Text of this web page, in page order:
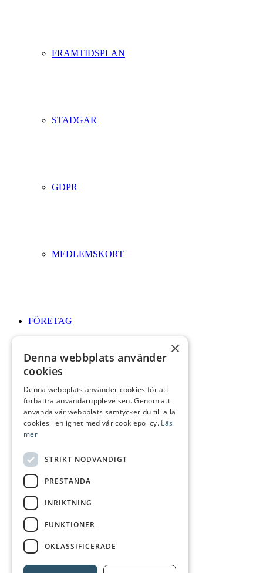
FRAMTIDSPLAN
STADGAR
GDPR
MEDLEMSKORT
FÖRETAG
ÖPPETTIDER
Logga In
Sök
×
Denna webbplats använder
cookies
Denna webbplats använder cookies för att
förbättra användarupplevelsen. Genom att
använda vår webbplats samtycker du till alla
cookies i enlighet med vår cookiepolicy. Läs
mer
STRIKT NÖDVÄNDIGT
PRESTANDA
INRIKTNING
FUNKTIONER
OKLASSIFICERADE